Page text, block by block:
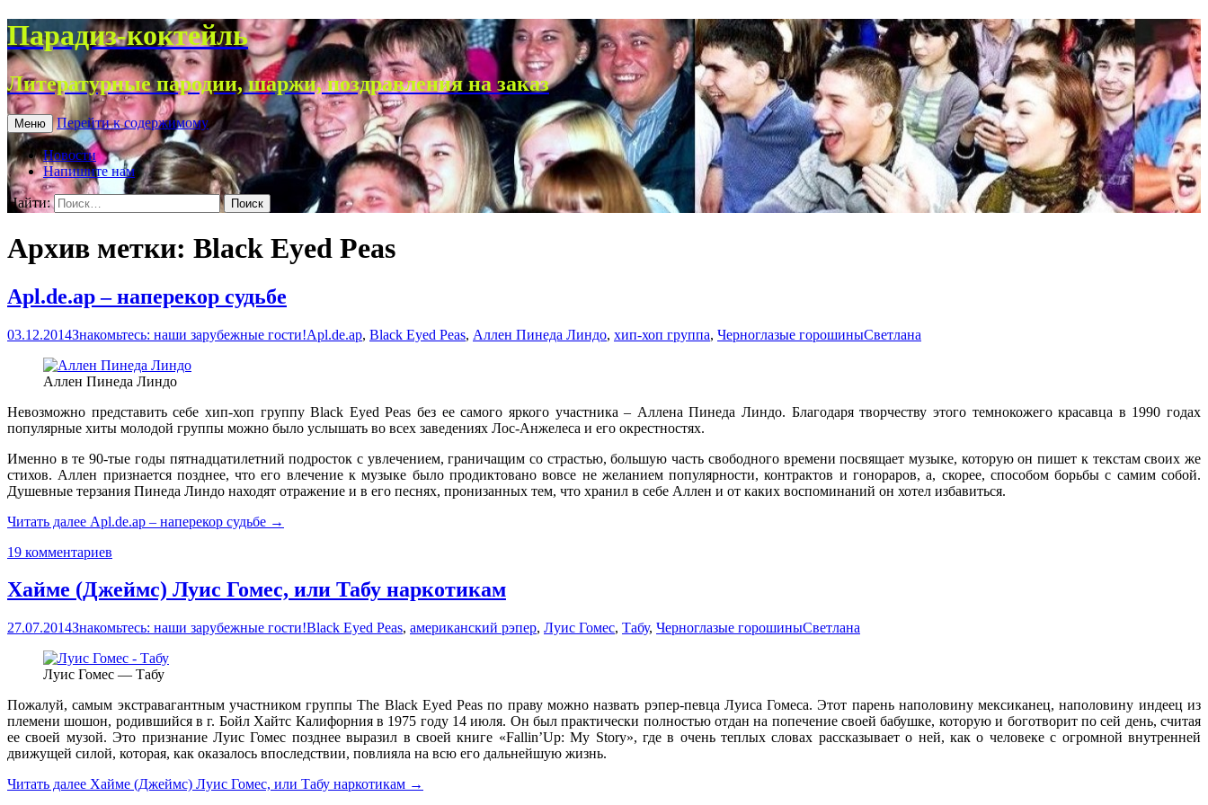
Парадиз-коктейль
Литературные пародии, шаржи, поздравления на заказ
Меню Перейти к содержимому
Новости
Напишите нам
Найти:
Архив метки: Black Eyed Peas
Apl.de.ap – наперекор судьбе
03.12.2014Знакомьтесь: наши зарубежные гости!Apl.de.ap, Black Eyed Peas, Аллен Пинеда Линдо, хип-хоп группа, Черноглазые горошиныСветлана
Аллен Пинеда Линдо
Невозможно представить себе хип-хоп группу Black Eyed Peas без ее самого яркого участника – Аллена Пинеда Линдо. Благодаря творчеству этого темнокожего красавца в 1990 годах
популярные хиты молодой группы можно было услышать во всех заведениях Лос-Анжелеса и его окрестностях.
Именно в те 90-тые годы пятнадцатилетний подросток с увлечением, граничащим со страстью, большую часть свободного времени посвящает музыке, которую он пишет к текстам своих же
стихов. Аллен признается позднее, что его влечение к музыке было продиктовано вовсе не желанием популярности, контрактов и гонораров, а, скорее, способом борьбы с самим собой.
Душевные терзания Пинеда Линдо находят отражение и в его песнях, пронизанных тем, что хранил в себе Аллен и от каких воспоминаний он хотел избавиться.
Читать далее Apl.de.ap – наперекор судьбе →
19 комментариев
Хайме (Джеймс) Луис Гомес, или Табу наркотикам
27.07.2014Знакомьтесь: наши зарубежные гости!Black Eyed Peas, американский рэпер, Луис Гомес, Табу, Черноглазые горошиныСветлана
Луис Гомес — Табу
Пожалуй, самым экстравагантным участником группы The Black Eyed Peas по праву можно назвать рэпер-певца Луиса Гомеса. Этот парень наполовину мексиканец, наполовину индеец из
племени шошон, родившийся в г. Бойл Хайтс Калифорния в 1975 году 14 июля. Он был практически полностью отдан на попечение своей бабушке, которую и боготворит по сей день, считая
ее своей музой. Это признание Луис Гомес позднее выразил в своей книге «Fallin’Up: My Story», где в очень теплых словах рассказывает о ней, как о человеке с огромной внутренней
движущей силой, которая, как оказалось впоследствии, повлияла на всю его дальнейшую жизнь.
Читать далее Хайме (Джеймс) Луис Гомес, или Табу наркотикам →